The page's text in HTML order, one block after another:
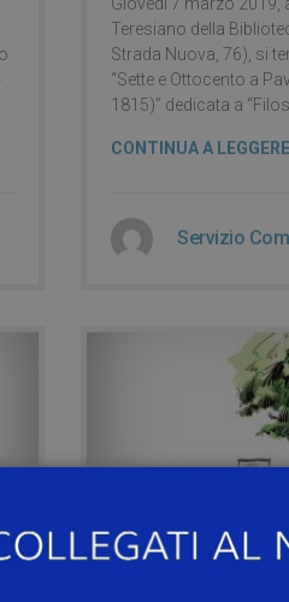
Giovedì 7 marzo 2019,
Teresiano della
Strada Nuova, 76), si
“Sette e Ottocento a
1815)” dedicata a
CONTINUA A LEGGERE
Servizio
8 years ago